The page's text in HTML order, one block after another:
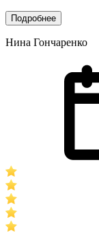
Подробнее
Нина Гончаренко